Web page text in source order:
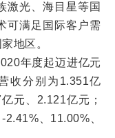
激光、海目星等国
可满足国际客户需
地区。
年度起迈进亿元
收分别为1.351亿
元、2.121亿元；
、11.00%、